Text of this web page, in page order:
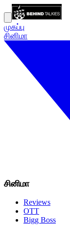
முகப்பு
சினிமா
சினிமா
Reviews
OTT
Bigg Boss